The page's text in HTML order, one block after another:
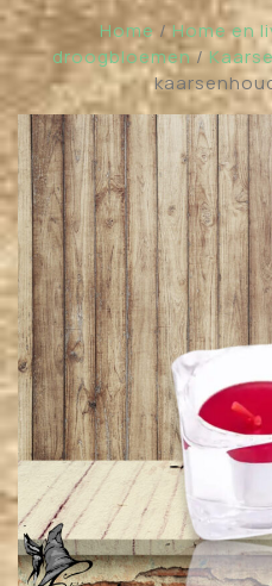
Home /Home en
droogbloemen/